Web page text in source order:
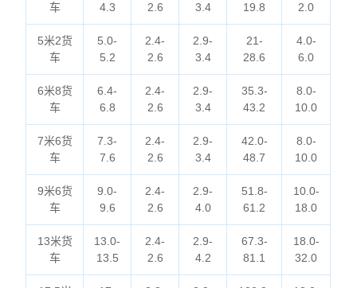
车
4.3
2.6
3.4
19.8
2.0
5米2货
车
5.0-
5.2
2.4-
2.6
2.9-
3.4
21-
28.6
4.0-
6.0
6米8货
车
6.4-
6.8
2.4-
2.6
2.9-
3.4
35.3-
43.2
8.0-
10.0
7米6货
车
7.3-
7.6
2.4-
2.6
2.9-
3.4
42.0-
48.7
8.0-
10.0
9米6货
车
9.0-
9.6
2.4-
2.6
2.9-
4.0
51.8-
61.2
10.0-
18.0
13米货
车
13.0-
13.5
2.4-
2.6
2.9-
4.2
67.3-
81.1
18.0-
32.0